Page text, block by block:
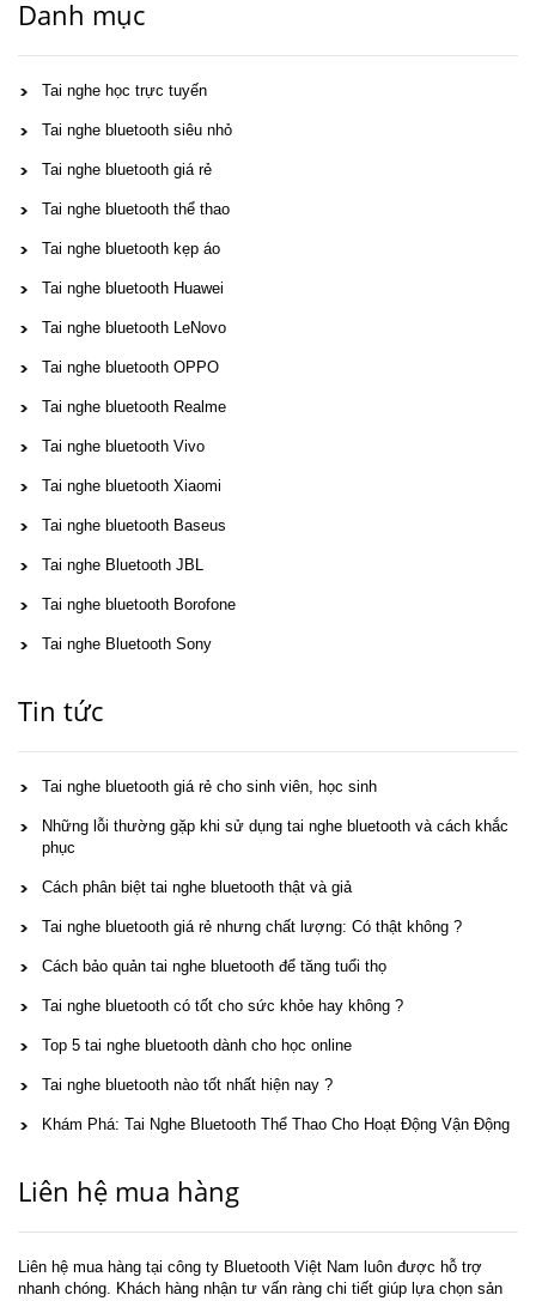
Danh mục
Tai nghe học trực tuyến
Tai nghe bluetooth siêu nhỏ
Tai nghe bluetooth giá rẻ
Tai nghe bluetooth thể thao
Tai nghe bluetooth kẹp áo
Tai nghe bluetooth Huawei
Tai nghe bluetooth LeNovo
Tai nghe bluetooth OPPO
Tai nghe bluetooth Realme
Tai nghe bluetooth Vivo
Tai nghe bluetooth Xiaomi
Tai nghe bluetooth Baseus
Tai nghe Bluetooth JBL
Tai nghe bluetooth Borofone
Tai nghe Bluetooth Sony
Tin tức
Tai nghe bluetooth giá rẻ cho sinh viên, học sinh
Những lỗi thường gặp khi sử dụng tai nghe bluetooth và cách khắc
phục
Cách phân biệt tai nghe bluetooth thật và giả
Tai nghe bluetooth giá rẻ nhưng chất lượng: Có thật không ?
Cách bảo quản tai nghe bluetooth để tăng tuổi thọ
Tai nghe bluetooth có tốt cho sức khỏe hay không ?
Top 5 tai nghe bluetooth dành cho học online
Tai nghe bluetooth nào tốt nhất hiện nay ?
Khám Phá: Tai Nghe Bluetooth Thể Thao Cho Hoạt Động Vận Động
Liên hệ mua hàng
Liên hệ mua hàng tại công ty Bluetooth Việt Nam luôn được hỗ trợ
nhanh chóng. Khách hàng nhận tư vấn ràng chi tiết giúp lựa chọn sản